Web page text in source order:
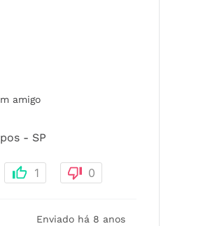
amigo
- SP
1 0
Enviado há 8 anos